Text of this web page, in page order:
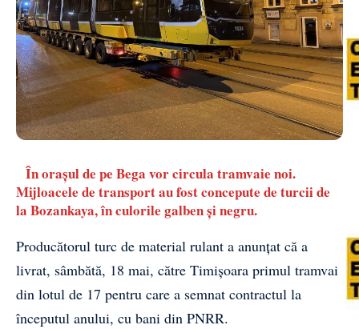
În orașul de pe Bega vor circula tramvaie noi.
Mijloacele de transport au fost concepute de turcii de
la Bozankaya, în culorile galben și negru.
Producătorul turc de material rulant a anunțat că a
livrat, sâmbătă, 18 mai, către Timișoara primul tramvai
din lotul de 17 pentru care a semnat contractul la
începutul anului, cu bani din PNRR.